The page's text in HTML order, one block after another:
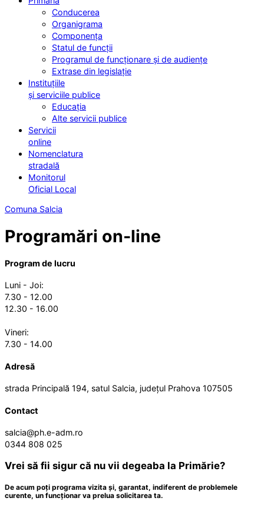
Conducerea
Organigrama
Componența
Statul de funcții
Programul de funcționare și de audiențe
Extrase din legislație
Instituțiile
și serviciile publice
Educația
Alte servicii publice
Servicii
online
Nomenclatura
stradală
Monitorul
Oficial Local
Comuna Salcia
Programări on-line
Program de lucru
Luni - Joi:
7.30 - 12.00
12.30 - 16.00
Vineri:
7.30 - 14.00
Adresă
strada Principală 194, satul Salcia, județul Prahova 107505
Contact
salcia@ph.e-adm.ro
0344 808 025
Vrei să fii sigur că nu vii degeaba la Primărie?
De acum poți programa vizita și, garantat, indiferent de problemele
curente, un funcționar va prelua solicitarea ta.